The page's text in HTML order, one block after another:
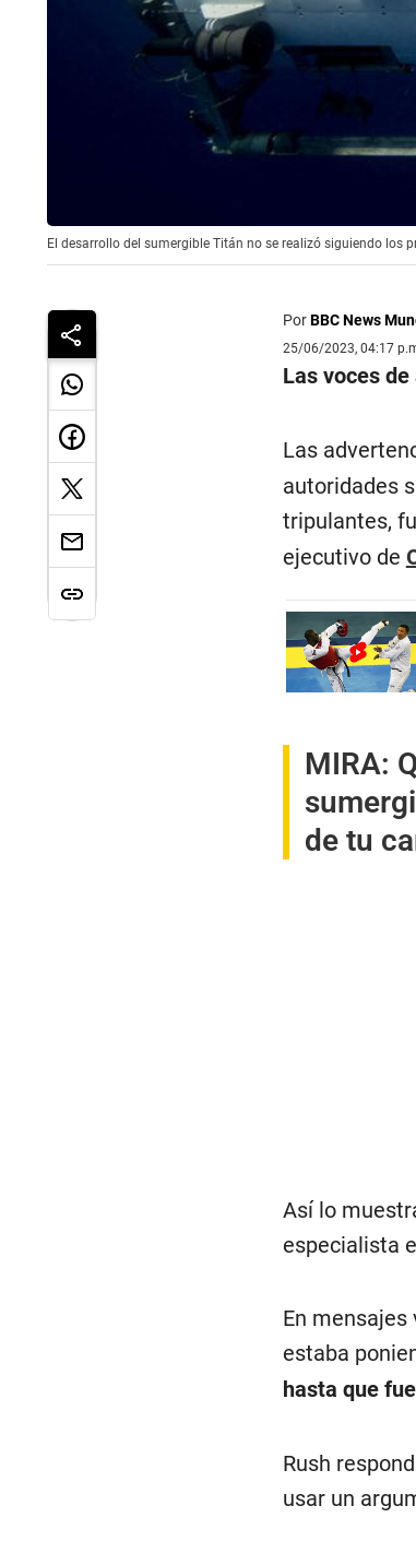
El desarrollo del sumergible Titán no se realizó siguiendo los
PorBBC News
25/06/2023, 04:17
Las voces
Las
autoridades
tripulantes,
ejecutivo de
MIRA:
de tu
Así lo
especialista
En mensajes
estaba
hasta que
Rush
usar un